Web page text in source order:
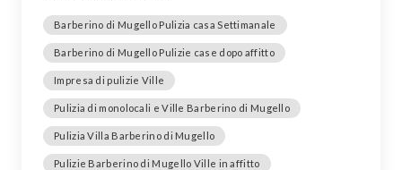
Barberino di Mugello Pulizia casa Settimanale
Barberino di Mugello Pulizie case dopo affitto
Impresa di pulizie Ville
Pulizia di monolocali e Ville Barberino di Mugello
Pulizia Villa Barberino di Mugello
Pulizie Barberino di Mugello Ville in affitto